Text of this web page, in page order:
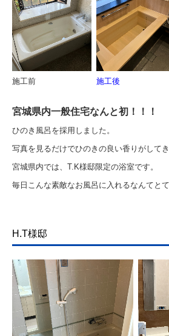
施工前 施工後
宮城県内一般住宅なんと初！！！
ひのき風呂を採用しました。
写真を見るだけでひのきの良い香りがしてき
宮城県内では、T.K様邸限定の浴室です。
毎日こんな素敵なお風呂に入れるなんてとて
H.T様邸